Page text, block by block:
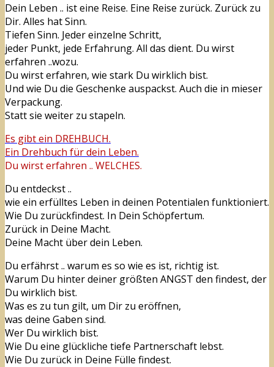
Dein Leben .. ist eine Reise. Eine Reise zurück. Zurück zu
Dir. Alles hat Sinn.
Tiefen Sinn. Jeder einzelne Schritt,
jeder Punkt, jede Erfahrung. All das dient. Du wirst
erfahren ..wozu.
Du wirst erfahren, wie stark Du wirklich bist.
Und wie Du die Geschenke auspackst. Auch die in mieser
Verpackung.
Statt sie weiter zu stapeln.
Es gibt ein DREHBUCH.
Ein Drehbuch für dein Leben.
Du wirst erfahren .. WELCHES.
Du entdeckst ..
wie ein erfülltes Leben in deinen Potentialen funktioniert.
Wie Du zurückfindest. In Dein Schöpfertum.
Zurück in Deine Macht.
Deine Macht über dein Leben.
Du erfährst .. warum es so wie es ist, richtig ist.
Warum Du hinter deiner größten ANGST den findest, der
Du wirklich bist.
Was es zu tun gilt, um Dir zu eröffnen,
was deine Gaben sind.
Wer Du wirklich bist.
Wie Du eine glückliche tiefe Partnerschaft lebst.
Wie Du zurück in Deine Fülle findest.